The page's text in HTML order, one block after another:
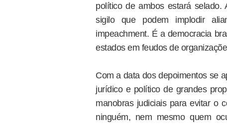
político de ambos estará
sigilo que podem implodir
impeachment. É a democracia
estados em feudos de
Com a data dos depoimentos se
jurídico e político de grandes
manobras judiciais para evitar o
ninguém, nem mesmo quem